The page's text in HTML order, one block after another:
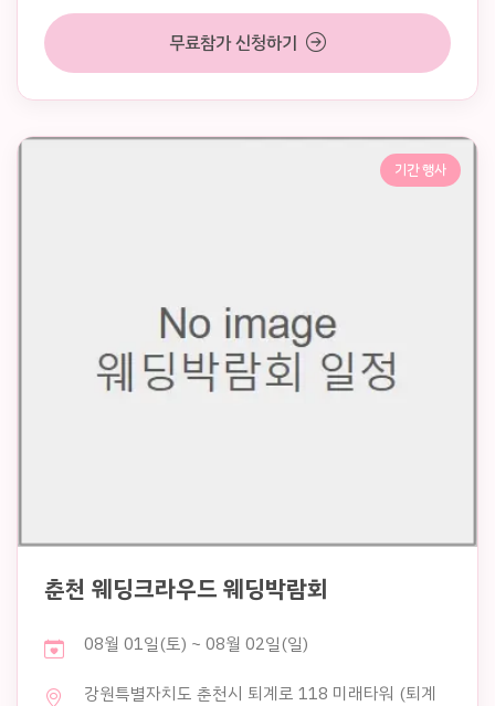
무료참가 신청하기
기간 행사
춘천 웨딩크라우드 웨딩박람회
08월 01일(토) ~ 08월 02일(일)
강원특별자치도 춘천시 퇴계로 118 미래타워 (퇴계